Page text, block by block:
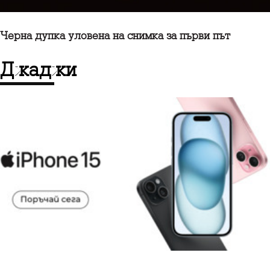
Черна дупка уловена на снимка за първи път
Джаджи